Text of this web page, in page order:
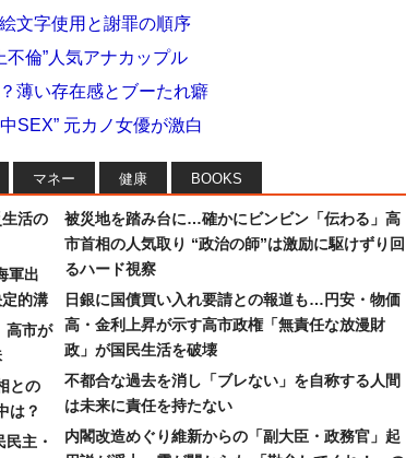
文字使用と謝罪の順序
倫”人気アナカップル
薄い存在感とブーたれ癖
SEX” 元カノ女優が激白
マネー 健康 BOOKS
活の
軍出
的溝
高市が
との
は？
主・
被災地を踏み台に…確かにビンビン「伝わる」高
市首相の人気取り “政治の師”は激励に駆けずり回
るハード視察
日銀に国債買い入れ要請との報道も…円安・物価
高・金利上昇が示す高市政権「無責任な放漫財
政」が国民生活を破壊
不都合な過去を消し「ブレない」を自称する人間
は未来に責任を持たない
内閣改造めぐり維新からの「副大臣・政務官」起